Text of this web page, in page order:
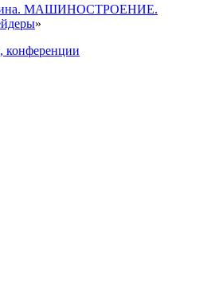
МАШИНОСТРОЕНИЕ.
»
конференции